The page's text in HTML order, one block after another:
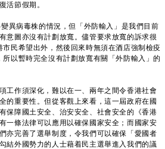
活節假期。
病毒株的情況，但「外防輸入」是我們目前
意圖亦沒有計劃放寬。儘管要求放寬的訴求很
民希望出外，然後回來時無須在酒店強制檢疫
以暫時完全沒有計劃放寬有關「外防輸入」的
作須深化，難以在一、兩年之間令香港社會
的重要性。但從客觀上來看，這一屆政府在國
保障國土安全、治安安全、社會安全的《香港
一條法律可以應用以確保國家安全；而國家安
亦完善了選舉制度，令我們可以確保「愛國者
結外國勢力的人士藉着民主選舉進入我們的議